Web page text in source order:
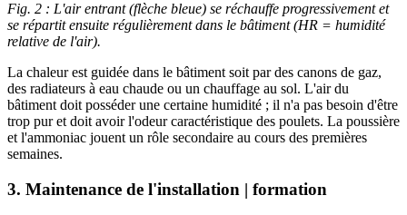
Fig. 2 : L'air entrant (flèche bleue) se réchauffe progressivement et
se répartit ensuite régulièrement dans le bâtiment (HR = humidité
relative de l'air).
La chaleur est guidée dans le bâtiment soit par des canons de gaz,
des radiateurs à eau chaude ou un chauffage au sol. L'air du
bâtiment doit posséder une certaine humidité ; il n'a pas besoin d'être
trop pur et doit avoir l'odeur caractéristique des poulets. La poussière
et l'ammoniac jouent un rôle secondaire au cours des premières
semaines.
3. Maintenance de l'installation | formation